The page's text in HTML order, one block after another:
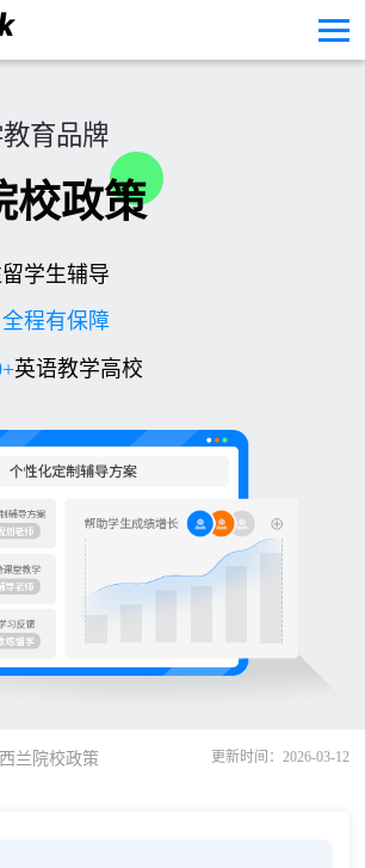
育品牌
校政策
学生辅导
全程有保障
英语教学高校
兰院校政策 更新时间：2026-03-12